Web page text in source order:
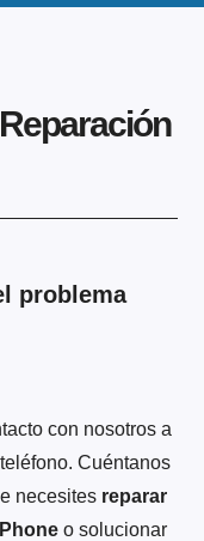
problema
con nosotros a
Cuéntanos
necesites reparar
o solucionar